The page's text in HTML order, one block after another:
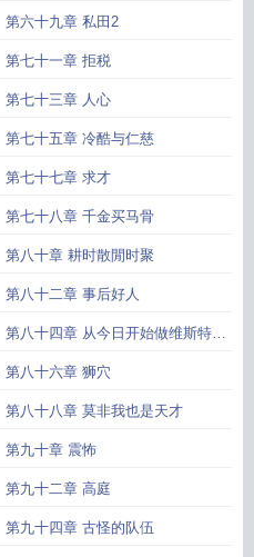
第六十九章 私田2
第七十一章 拒税
第七十三章 人心
第七十五章 冷酷与仁慈
第七十七章 求才
第七十八章 千金买马骨
第八十章 耕时散閒时聚
第八十二章 事后好人
第八十四章 从今日开始做维斯特洛
矮人
第八十六章 狮穴
第八十八章 莫非我也是天才
第九十章 震怖
第九十二章 高庭
第九十四章 古怪的队伍